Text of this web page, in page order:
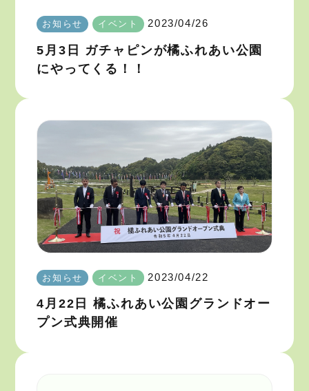
お知らせ イベント 2023/04/26
5月3日 ガチャピンが橘ふれあい公園
にやってくる！！
お知らせ イベント 2023/04/22
4月22日 橘ふれあい公園グランドオー
プン式典開催